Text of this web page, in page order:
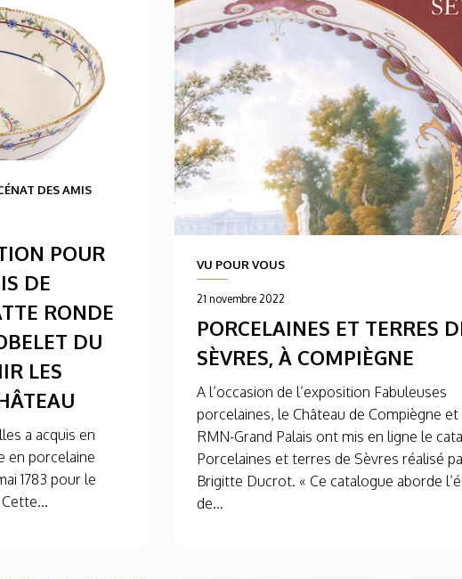
DES AMIS
POUR
DE
RONDE
DU
LES
a acquis en
en porcelaine
1783 pour le
VU POUR VOUS
21 novembre 2022
PORCELAINES ET TERRES
SÈVRES, À COMPIÈGNE
A l’occasion de l’exposition Fabuleuses
porcelaines, le Château de Compiègne et
RMN-Grand Palais ont mis en ligne le
Porcelaines et terres de Sèvres réalisé
Brigitte Ducrot. « Ce catalogue aborde
de...